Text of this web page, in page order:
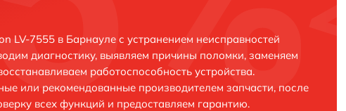
LV-7555 в Барнауле с устранением неисправностей
диагностику, выявляем причины поломки, заменяем
работоспособность устройства.
или рекомендованные производителем запчасти, после
всех функций и предоставляем гарантию.